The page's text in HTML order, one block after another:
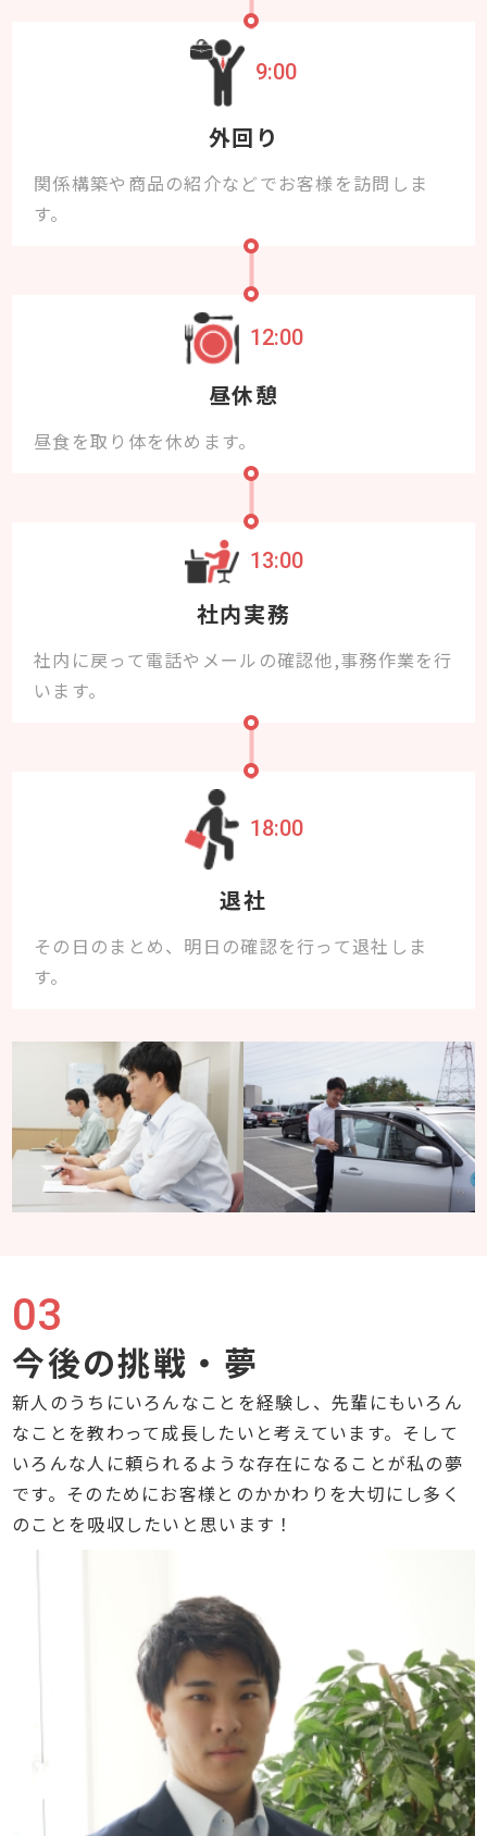
9:00
外回り
関係構築や商品の紹介などでお客様を訪問しま
す。
12:00
昼休憩
昼食を取り体を休めます。
13:00
社内実務
社内に戻って電話やメールの確認他,事務作業を行
います。
18:00
退社
その日のまとめ、明日の確認を行って退社しま
す。
03
今後の挑戦・夢
新人のうちにいろんなことを経験し、先輩にもいろん
なことを教わって成長したいと考えています。そして
いろんな人に頼られるような存在になることが私の夢
です。そのためにお客様とのかかわりを大切にし多く
のことを吸収したいと思います！